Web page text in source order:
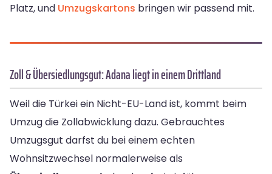
Platz, und Umzugskartons bringen wir passend mit.
Zoll & Übersiedlungsgut: Adana liegt in einem Drittland
Weil die Türkei ein Nicht-EU-Land ist, kommt beim
Umzug die Zollabwicklung dazu. Gebrauchtes
Umzugsgut darfst du bei einem echten
Wohnsitzwechsel normalerweise als